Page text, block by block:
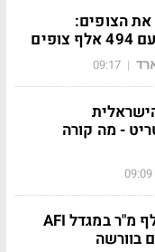
הצופים:
|
09:17
- מה קורה
09:09
PwC תשכור כ-20 אלף מ"ר במגדל AFI